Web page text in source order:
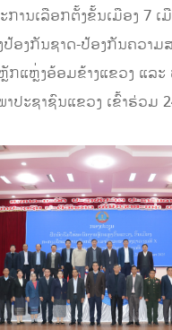
ການເລືອກຕັ້ງຂັ້ນເມືອງ 7 ເ
ປ້ອງກັນຊາດ-ປ້ອງກັນຄວາມ
ກແຫຼ່ງອ້ອມຂ້າງແຂວງ ແລະ
າປະຊາຊົນແຂວງ ເຂົ້າຮ່ວມ